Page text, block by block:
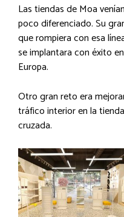
Las tiendas de Moa
poco diferenciado. Su
que rompiera con esa
se implantara con éxito
Europa.
Otro gran reto era
tráfico interior en la
cruzada.